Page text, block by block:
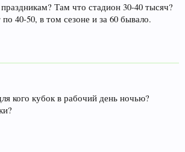
Там что стадион 30-40 тысяч?
40-50, в том сезоне и за 60 бывало.
кого кубок в рабочий день ночью?